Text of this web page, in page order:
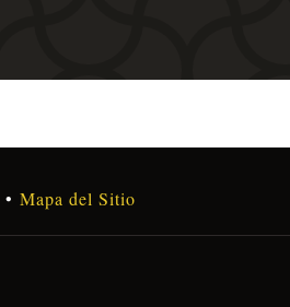
• Mapa del Sitio